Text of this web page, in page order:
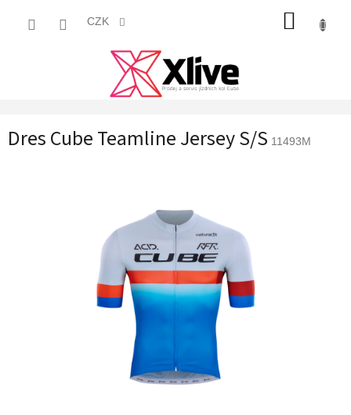
CZK
Dres Cube Teamline Jersey S/S 11493M